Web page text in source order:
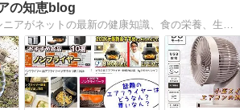
の知恵blog
団塊のデジタルシニアがネットの最新の健康知識、食の栄養、生活習慣など健康に良いことをまとめています。「おばあさんの知恵袋」もブラッシュアップしなくちゃね。